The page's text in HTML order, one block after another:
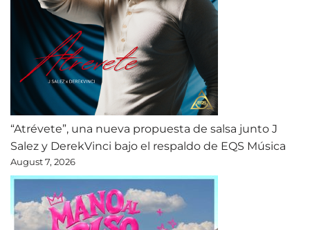
“Atrévete”, una nueva propuesta de salsa junto J
Salez y DerekVinci bajo el respaldo de EQS Música
August 7, 2026